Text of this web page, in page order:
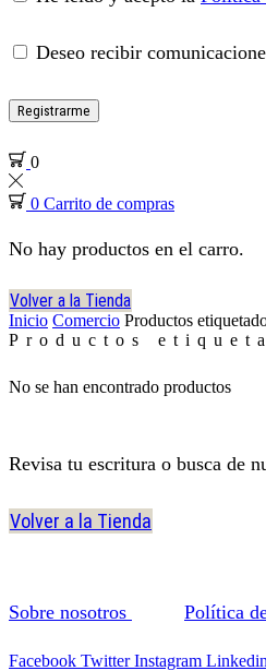
Deseo recibir
Registrarme
0
0 Carrito de compras
No hay productos en el carro.
Volver a la Tienda
Inicio Comercio Productos
Productos
No se han encontrado productos
Revisa tu escritura o busca de
Volver a la Tienda
Sobre nosotros Política
Facebook Twitter Instagram Linkedin